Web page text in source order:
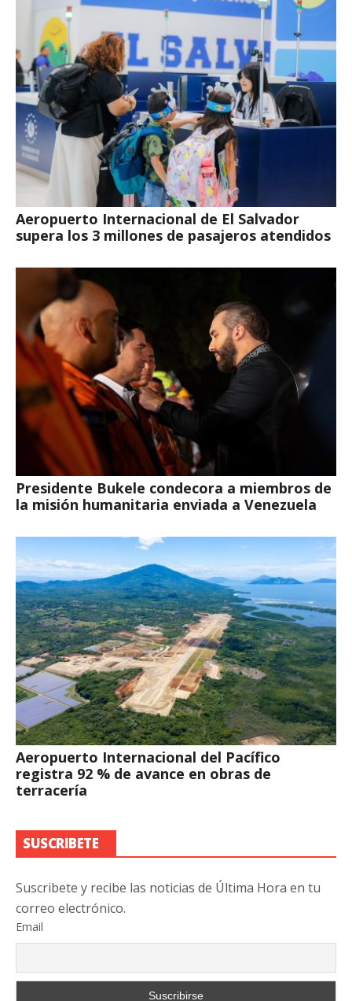
Aeropuerto Internacional de El Salvador
supera los 3 millones de pasajeros atendidos
Presidente Bukele condecora a miembros de
la misión humanitaria enviada a Venezuela
Aeropuerto Internacional del Pacífico
registra 92 % de avance en obras de
terracería
SUSCRIBETE
Suscribete y recibe las noticias de Última Hora en tu
correo electrónico.
Email